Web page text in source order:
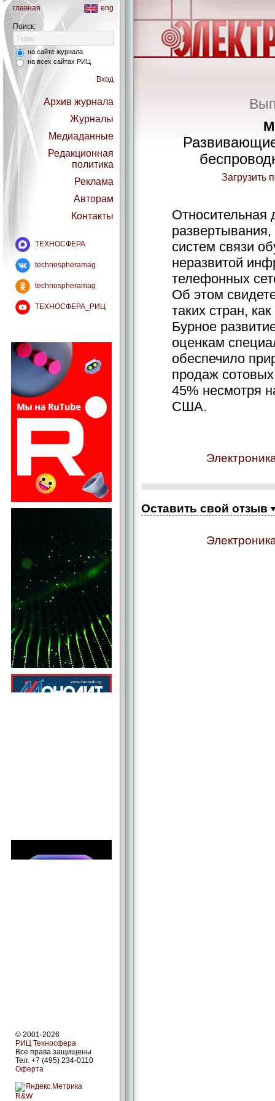
главная eng
Поиск:
на сайте журнала
на всех сайтах РИЦ
Вход
Архив журнала
Журналы
Медиаданные
Редакционная
политика
Реклама
Авторам
Контакты
ТЕХНОСФЕРА
technospheramag
technospheramag
ТЕХНОСФЕРА_РИЦ
© 2001-2026
РИЦ Техносфера
Все права защищены
Тел. +7 (495) 234-0110
Оферта
R&W
Загрузить
Относительная
систем связи
неразвитой
телефонных
Об этом
таких стран,
Бурное
оценкам
обеспечило
продаж
45% несмотря
США.
Оставить свой отзыв